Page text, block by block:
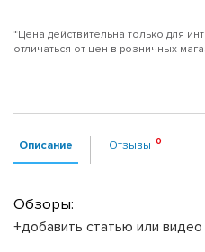
*Цена действительна только для
отличаться от цен в розничных
Описание Отзывы
Обзоры:
+добавить статью или видео